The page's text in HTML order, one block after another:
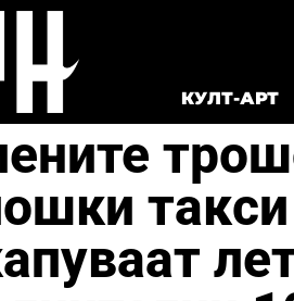
КУЛТ-АРТ